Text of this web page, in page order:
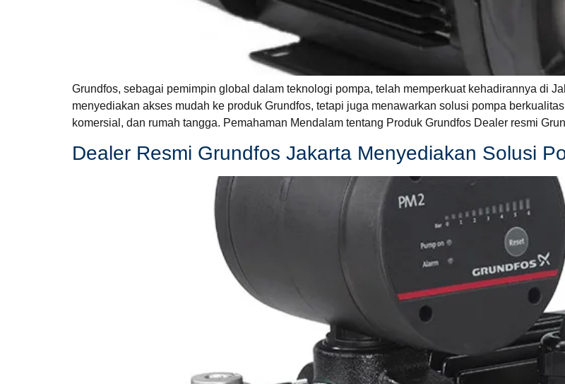
Grundfos, sebagai pemimpin global dalam teknologi pompa, telah memperkuat kehadirannya di
menyediakan akses mudah ke produk Grundfos, tetapi juga menawarkan solusi pompa
komersial, dan rumah tangga. Pemahaman Mendalam tentang Produk Grundfos Dealer resmi
Dealer Resmi Grundfos Jakarta Menyediakan Solusi